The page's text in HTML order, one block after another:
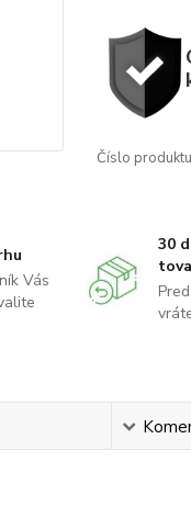
Číslo
Vás
30